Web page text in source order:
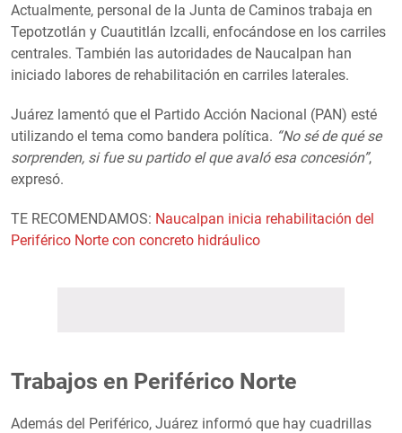
Actualmente, personal de la Junta de Caminos trabaja en
Tepotzotlán y Cuautitlán Izcalli, enfocándose en los carriles
centrales. También las autoridades de Naucalpan han
iniciado labores de rehabilitación en carriles laterales.
Juárez lamentó que el Partido Acción Nacional (PAN) esté
utilizando el tema como bandera política. “No sé de qué se
sorprenden, si fue su partido el que avaló esa concesión”,
expresó.
TE RECOMENDAMOS: Naucalpan inicia rehabilitación del
Periférico Norte con concreto hidráulico
Trabajos en Periférico Norte
Además del Periférico, Juárez informó que hay cuadrillas